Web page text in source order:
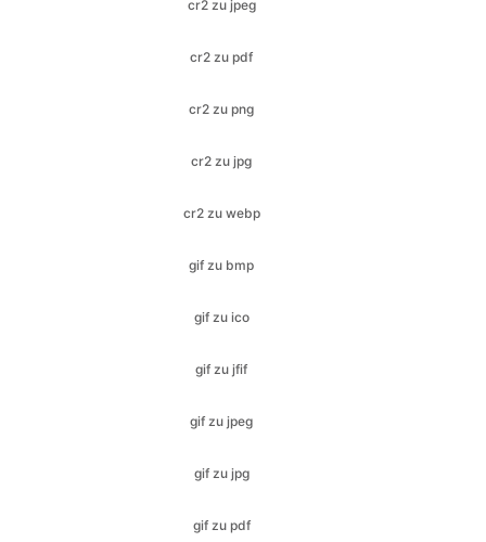
cr2 zu png
cr2 zu jpg
cr2 zu webp
gif zu bmp
gif zu ico
gif zu jfif
gif zu jpeg
gif zu jpg
gif zu pdf
gif zu png
gif zu svg